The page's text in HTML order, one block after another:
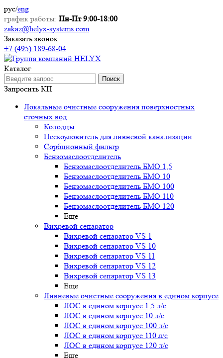
рус/eng
график работы: Пн-Пт 9:00-18:00
zakaz@helyx-systems.com
Заказать звонок
+7 (495) 189-68-04
Каталог
Поиск
Запросить КП
Локальные очистные сооружения поверхностных
сточных вод
Колодцы
Пескоуловитель для ливневой канализации
Сорбционный фильтр
Бензомаслоотделитель
Бензомаслоотделитель БМО 1,5
Бензомаслоотделитель БМО 10
Бензомаслоотделитель БМО 100
Бензомаслоотделитель БМО 110
Бензомаслоотделитель БМО 120
Еще
Вихревой сепаратор
Вихревой сепаратор VS 1
Вихревой сепаратор VS 10
Вихревой сепаратор VS 11
Вихревой сепаратор VS 12
Вихревой сепаратор VS 13
Еще
Ливневые очистные сооружения в едином корпусе
ЛОС в едином корпусе 1,5 л/с
ЛОС в едином корпусе 10 л/с
ЛОС в едином корпусе 100 л/с
ЛОС в едином корпусе 110 л/с
ЛОС в едином корпусе 120 л/с
Еще